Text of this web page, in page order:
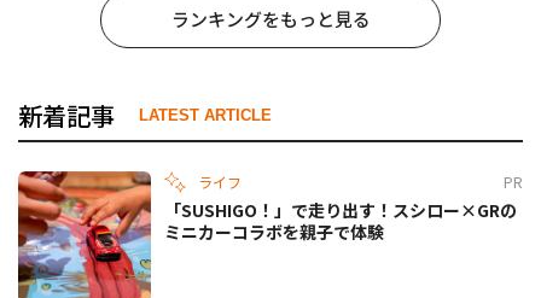
ランキングをもっと見る
新着記事 LATEST ARTICLE
ライフ PR
「SUSHIGO！」で走り出す！スシロー×GRの
ミニカーコラボを親子で体験